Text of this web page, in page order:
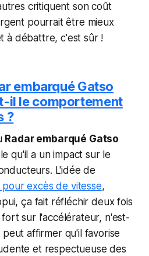
critiquent son coût
pourrait être mieux
à débattre, c'est sûr !
embarqué Gatso
il le comportement
?
Radar embarqué Gatso
qu'il a un impact sur le
L'idée de
pour excès de vitesse,
ça fait réfléchir deux fois
sur l'accélérateur, n'est-
affirmer qu'il favorise
et respectueuse des